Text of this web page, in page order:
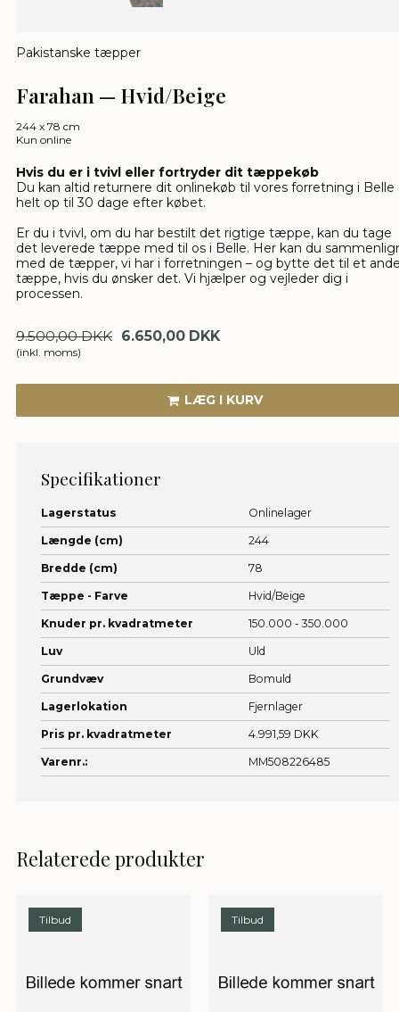
Pakistanske tæpper
Farahan — Hvid/Beige
244 x 78 cm
Kun online
Hvis du er i tvivl eller fortryder dit tæppekøb
Du kan altid returnere dit onlinekøb til vores forretning i Belle
helt op til 30 dage efter købet.
Er du i tvivl, om du har bestilt det rigtige tæppe, kan du tage
det leverede tæppe med til os i Belle. Her kan du
med de tæpper, vi har i forretningen – og bytte det til et
tæppe, hvis du ønsker det. Vi hjælper og vejleder dig i
processen.
6.650,00 DKK
9.500,00 DKK
(inkl. moms)
LÆG I KURV
Specifikationer
Lagerstatus Onlinelager
Længde (cm) 244
Bredde (cm) 78
Tæppe - Farve Hvid/Beige
Knuder pr. kvadratmeter 150.000 - 350.000
Luv Uld
Grundvæv Bomuld
Lagerlokation Fjernlager
Pris pr. kvadratmeter 4.991,59 DKK
Varenr.: MM508226485
Relaterede produkter
Tilbud Tilbud